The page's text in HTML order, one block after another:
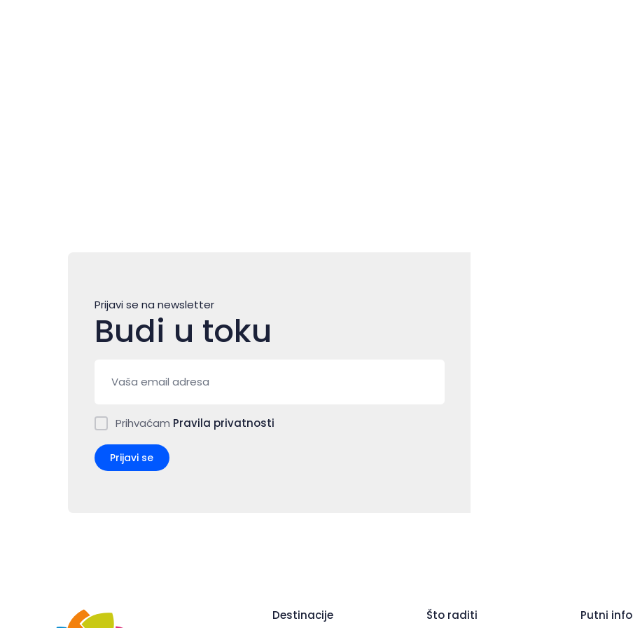
Prijavi se na newsletter
Budi u toku
Prihvaćam Pravila privatnosti
Prijavi se
Destinacije Što raditi Putni info